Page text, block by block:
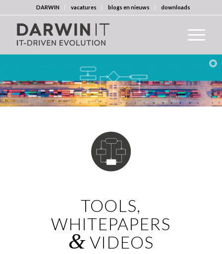
DARWIN vacatures blogs en nieuws downloads
TOOLS,
WHITEPAPERS
& VIDEOS